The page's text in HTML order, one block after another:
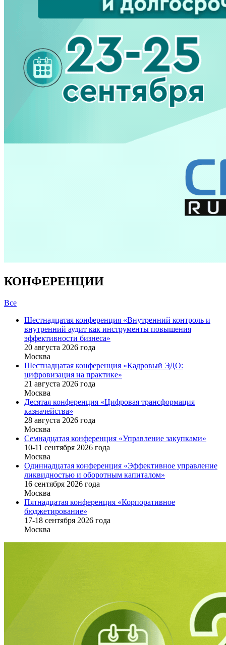
КОНФЕРЕНЦИИ
Все
Шестнадцатая конференция «Внутренний контроль и
внутренний аудит как инструменты повышения
эффективности бизнеса»
20 августа 2026 года
Москва
Шестнадцатая конференция «Кадровый ЭДО:
цифровизация на практике»
21 августа 2026 года
Москва
Десятая конференция «Цифровая трансформация
казначейства»
28 августа 2026 года
Москва
Семнадцатая конференция «Управление закупками»
10-11 сентября 2026 года
Москва
Одиннадцатая конференция «Эффективное управление
ликвидностью и оборотным капиталом»
16 cентября 2026 года
Москва
Пятнадцатая конференция «Корпоративное
бюджетирование»
17-18 сентября 2026 года
Москва